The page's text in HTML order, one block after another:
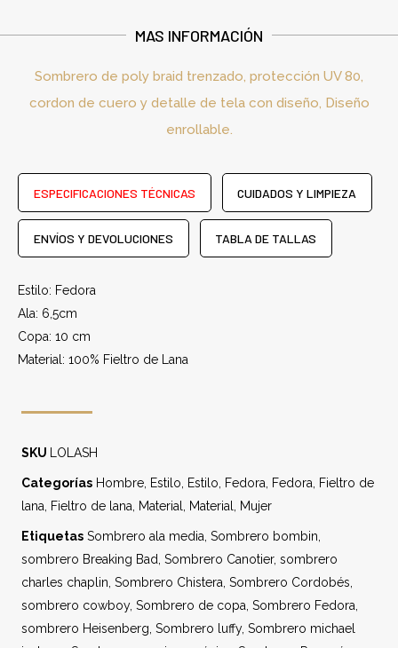
MAS INFORMACIÓN
Sombrero de poly braid trenzado, protección UV 80,
cordon de cuero y detalle de tela con diseño, Diseño
enrollable.
ESPECIFICACIONES TÉCNICAS CUIDADOS Y LIMPIEZA
ENVÍOS Y DEVOLUCIONES TABLA DE TALLAS
Estilo: Fedora
Ala: 6,5cm
Copa: 10 cm
Material: 100% Fieltro de Lana
SKU LOLASH
Categorías Hombre, Estilo, Estilo, Fedora, Fedora, Fieltro de
lana, Fieltro de lana, Material, Material, Mujer
Etiquetas Sombrero ala media, Sombrero bombin,
sombrero Breaking Bad, Sombrero Canotier, sombrero
charles chaplin, Sombrero Chistera, Sombrero Cordobés,
sombrero cowboy, Sombrero de copa, Sombrero Fedora,
sombrero Heisenberg, Sombrero luffy, Sombrero michael